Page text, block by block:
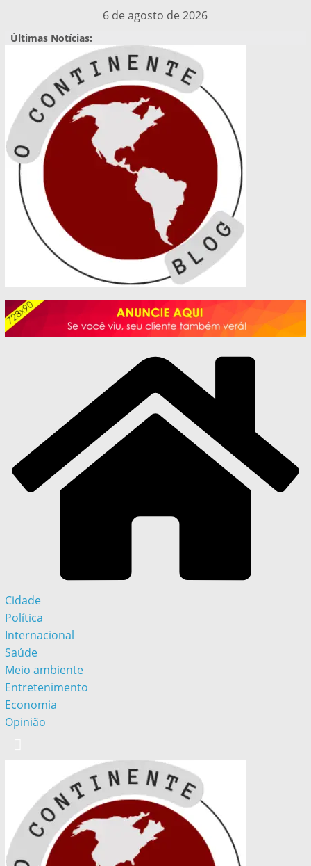
para
6 de agosto de 2026
Últimas Notícias:
Cidade
Política
Internacional
Saúde
Meio ambiente
Entretenimento
Economia
Opinião